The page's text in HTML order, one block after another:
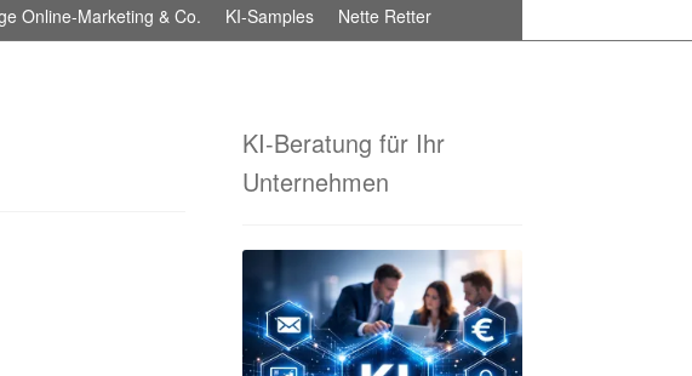
Online-Marketing & Co. KI-Samples Nette Retter
Hand – Gestickte Fahnenbänder von Waldrian®
für Eure Sammelbestellungen!
Logo Projektanfrage Online-Marketing & Co.
KI-Beratung für Ihr
Unternehmen